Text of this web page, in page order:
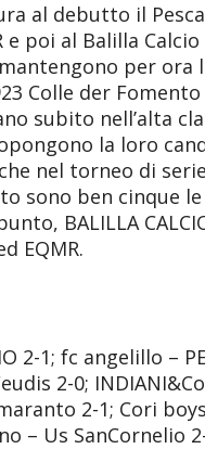
al debutto il
poi al Balilla
per
Colle der
subito nell’alta
la loro
nel torneo di
sono ben cinque
BALILLA
EQMR.
2-1; fc angelillo –
2-0;
2-1; Cori
– Us SanCornelio